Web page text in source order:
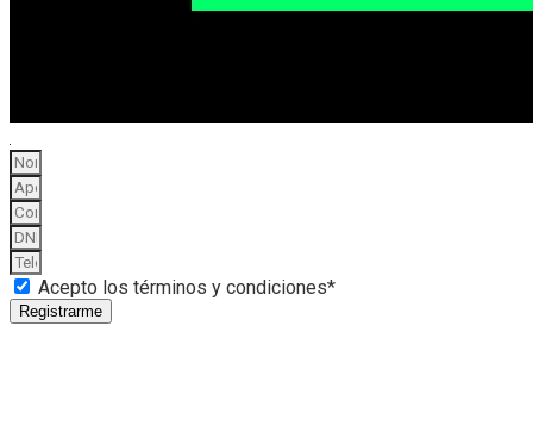
Acepto los términos y condiciones*
Registrarme